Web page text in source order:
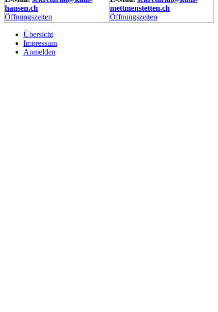
hausen.ch
Öffnungszeiten
mettmenstetten.ch
Öffnungszeiten
Übersicht
Impressum
Anmelden